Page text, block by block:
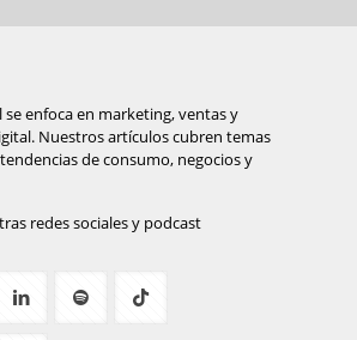
se enfoca en marketing, ventas y
Nuestros artículos cubren temas
de consumo, negocios y
redes sociales y podcast